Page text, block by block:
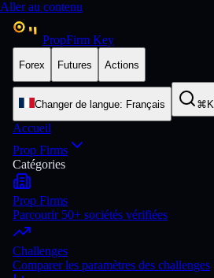
Aller au contenu
PropFirm Key
Forex Futures Actions
Changer de langue: Français ⌘K
Accueil
Prop Firms
Catégories
Prop Firms
Parcourir 50+ sociétés vérifiées
Challenges
Comparer les paramètres des challenges